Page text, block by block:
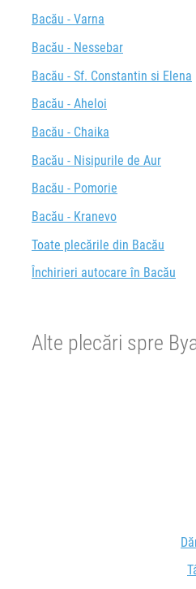
Bacău - Varna
Bacău - Nessebar
Bacău - Sf. Constantin si Elena
Bacău - Aheloi
Bacău - Chaika
Bacău - Nisipurile de Aur
Bacău - Pomorie
Bacău - Kranevo
Toate plecările din Bacău
Închirieri autocare în Bacău
Alte plecări spre